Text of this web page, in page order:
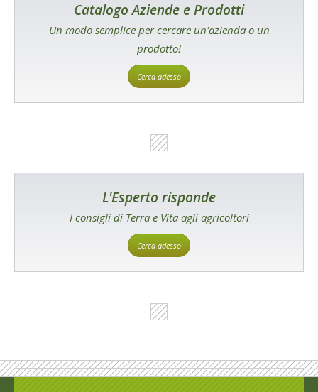
Catalogo Aziende e Prodotti
Un modo semplice per cercare un'azienda o un
prodotto!
Cerca adesso
L'Esperto risponde
I consigli di Terra e Vita agli agricoltori
Cerca adesso